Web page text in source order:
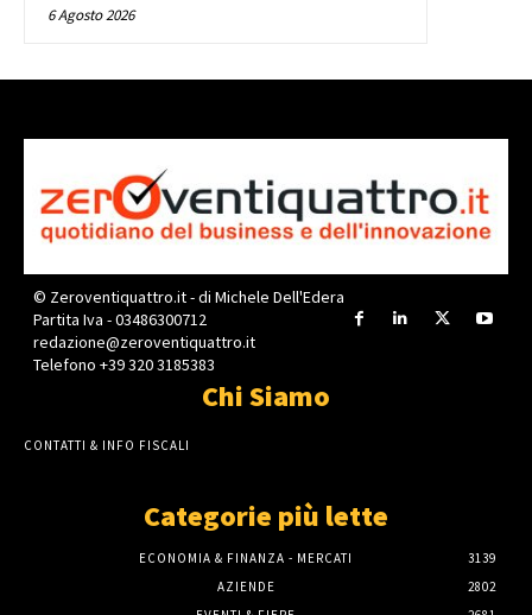
6 Agosto 2026
© Zeroventiquattro.it - di Michele Dell'Edera
Partita Iva - 03486300712
redazione@zeroventiquattro.it
Telefono +39 320 3185383
Chi Siamo
CONTATTI & INFO FISCALI
Categorie più lette
ECONOMIA & FINANZA - MERCATI
3139
AZIENDE
2802